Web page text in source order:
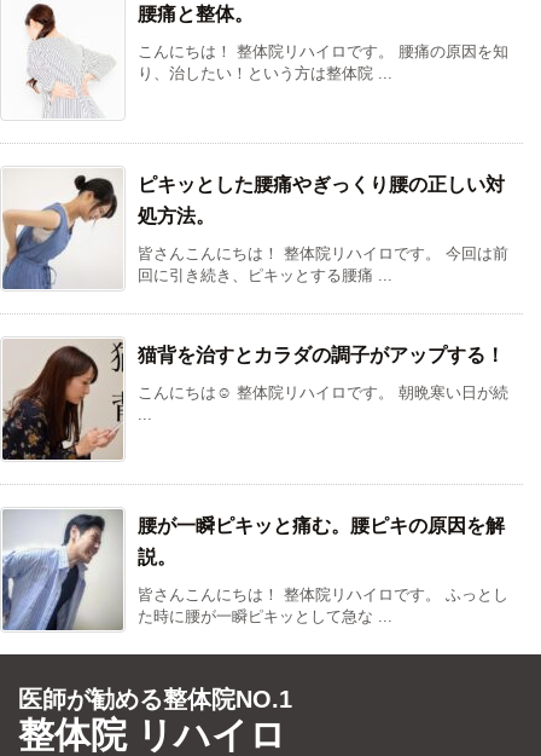
腰痛と整体。
こんにちは！ 整体院リハイロです。 腰痛の原因を知
り、治したい！という方は整体院 ...
ピキッとした腰痛やぎっくり腰の正しい対
処方法。
皆さんこんにちは！ 整体院リハイロです。 今回は前
回に引き続き、ピキッとする腰痛 ...
猫背を治すとカラダの調子がアップする！
こんにちは☺️ 整体院リハイロです。 朝晩寒い日が続
腰が一瞬ピキッと痛む。腰ピキの原因を解
説。
皆さんこんにちは！ 整体院リハイロです。 ふっとし
た時に腰が一瞬ピキッとして急な ...
医師が勧める整体院NO.1
整体院 リハイロ